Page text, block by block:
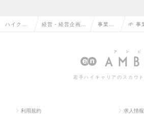
ハイクラ 経営・経営企画・ 事業企 🌱 事
若手ハイキャリアのスカウ
利用規約 求人情